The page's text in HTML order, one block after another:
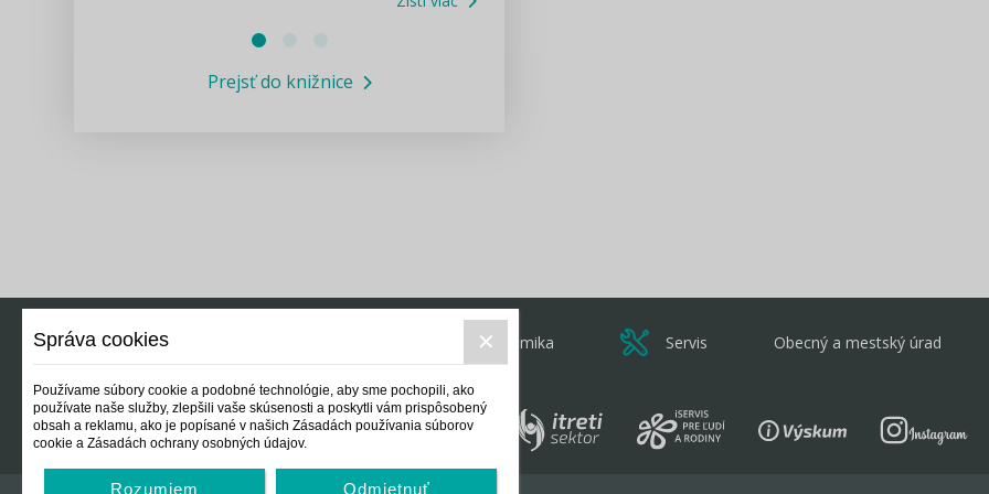
Informácie COVID19
Prejsť do knižnice
Ekonomika Servis Obecný a mestský úrad
Správa cookies
Používame súbory cookie a podobné technológie, aby sme pochopili, ako
používate naše služby, zlepšili vaše skúsenosti a poskytli vám prispôsobený
obsah a reklamu, ako je popísané v našich Zásadách používania súborov
cookie a Zásadách ochrany osobných údajov.
Rozumiem Odmietnuť